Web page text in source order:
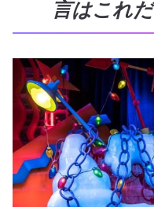
言はこれだ